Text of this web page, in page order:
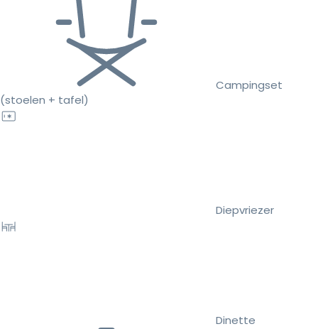
Campingset
(stoelen + tafel)
Diepvriezer
Dinette